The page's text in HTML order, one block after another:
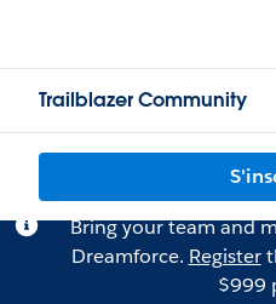
Trailblazer Community
Bring your team and
Dreamforce. Register
$999